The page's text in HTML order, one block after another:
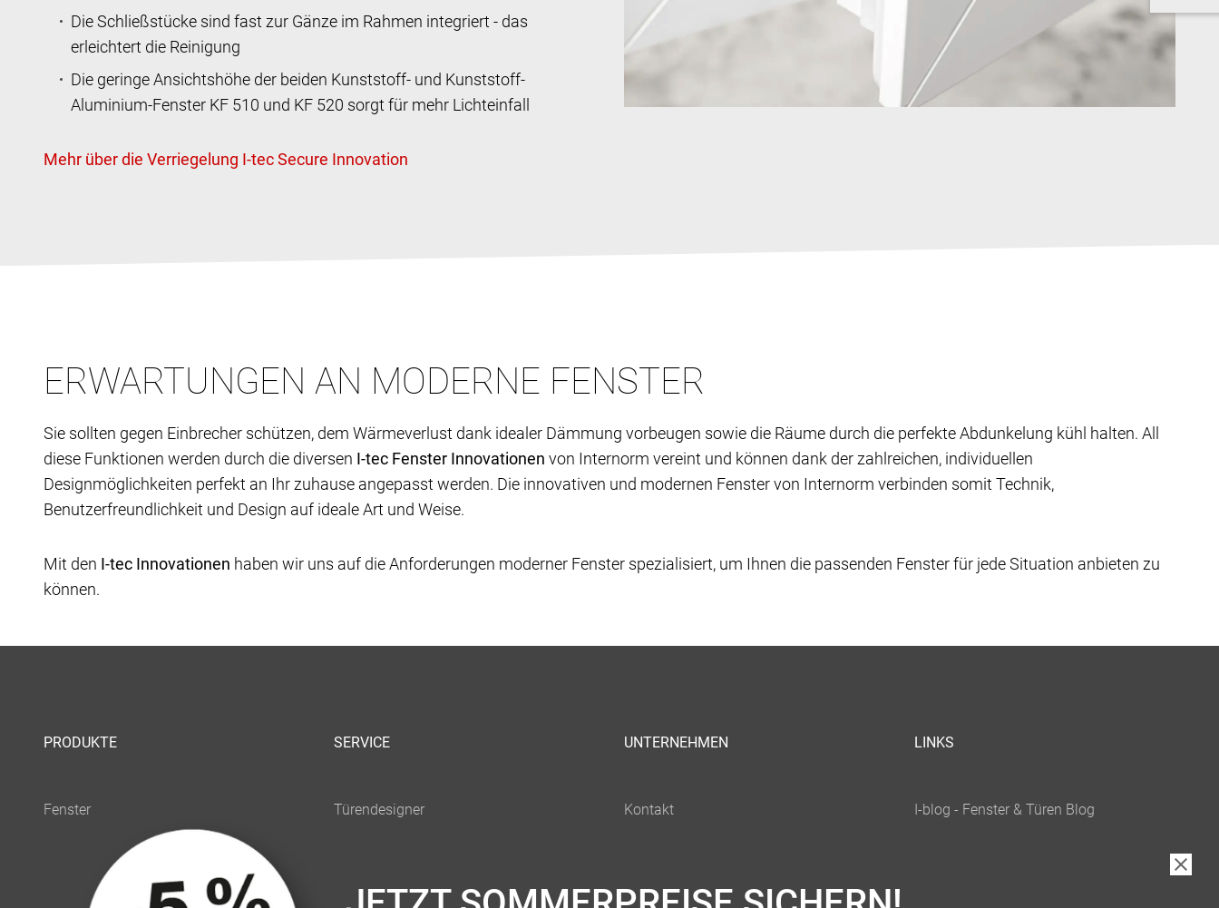
Die Schließstücke sind fast zur Gänze im Rahmen integriert - das
erleichtert die Reinigung
Die geringe Ansichtshöhe der beiden Kunststoff- und Kunststoff-
Aluminium-Fenster KF 510 und KF 520 sorgt für mehr Lichteinfall
ERWARTUNGEN AN MODERNE FENSTER
Sie sollten gegen Einbrecher schützen, dem Wärmeverlust dank idealer Dämmung vorbeugen sowie die Räume durch die perfekte Abdunkelung kühl halten. All
diese Funktionen werden durch die diversen I-tec Fenster Innovationen von Internorm vereint und können dank der zahlreichen, individuellen
Designmöglichkeiten perfekt an Ihr zuhause angepasst werden. Die innovativen und modernen Fenster von Internorm verbinden somit Technik,
Benutzerfreundlichkeit und Design auf ideale Art und Weise.
Mit den I-tec Innovationen haben wir uns auf die Anforderungen moderner Fenster spezialisiert, um Ihnen die passenden Fenster für jede Situation anbieten zu
können.
PRODUKTE SERVICE UNTERNEHMEN LINKS